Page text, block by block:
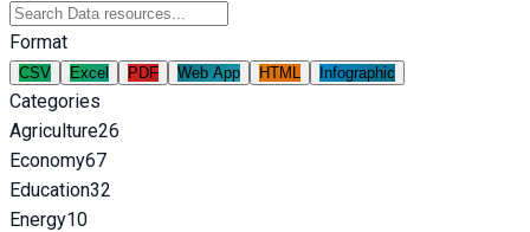
Format
CSV Excel PDF Web App HTML Infographic
Categories
Agriculture26
Economy67
Education32
Energy10